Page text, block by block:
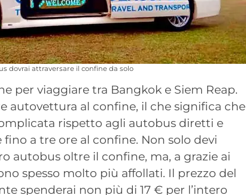
dovrai attraversare il confine da solo
per viaggiare tra Bangkok e Siem Reap.
autovettura al confine, il che significa che
rispetto agli autobus diretti e
a tre ore al confine. Non solo devi
autobus oltre il confine, ma, a grazie ai
spesso molto più affollati. Il prezzo del
spenderai non più di 17 € per l’intero